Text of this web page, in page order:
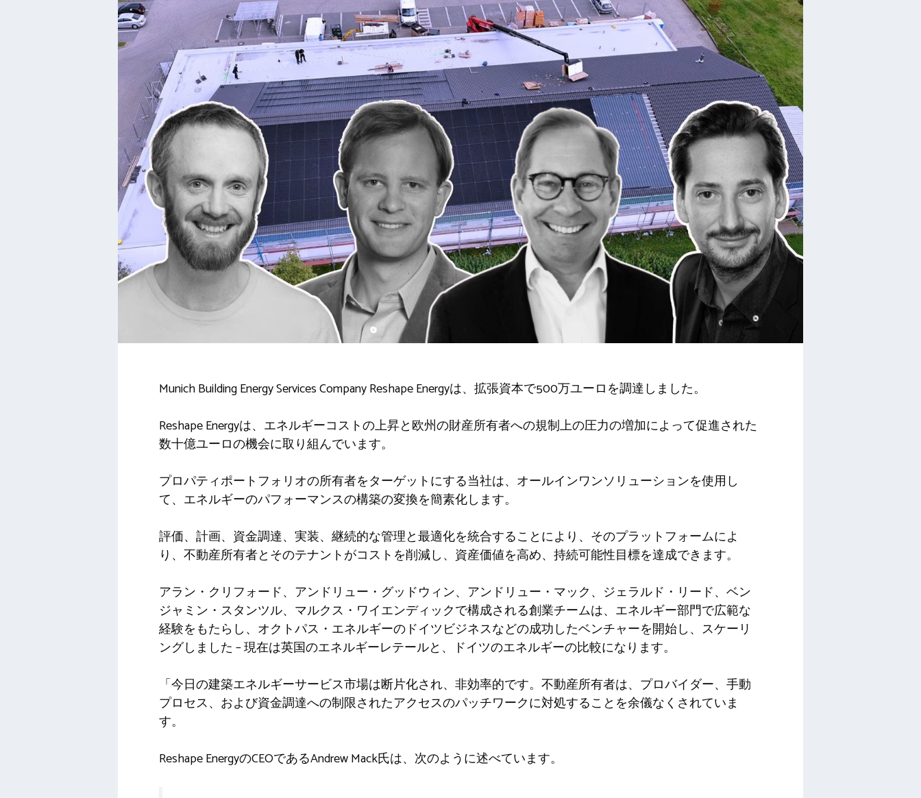
Munich Building Energy Services Company Reshape Energyは、拡張資本で500万ユーロを調達しました。
Reshape Energyは、エネルギーコストの上昇と欧州の財産所有者への規制上の圧力の増加によって促進された
数十億ユーロの機会に取り組んでいます。
プロパティポートフォリオの所有者をターゲットにする当社は、オールインワンソリューションを使用し
て、エネルギーのパフォーマンスの構築の変換を簡素化します。
評価、計画、資金調達、実装、継続的な管理と最適化を統合することにより、そのプラットフォームによ
り、不動産所有者とそのテナントがコストを削減し、資産価値を高め、持続可能性目標を達成できます。
アラン・クリフォード、アンドリュー・グッドウィン、アンドリュー・マック、ジェラルド・リード、ベン
ジャミン・スタンツル、マルクス・ワイエンディックで構成される創業チームは、エネルギー部門で広範な
経験をもたらし、オクトパス・エネルギーのドイツビジネスなどの成功したベンチャーを開始し、スケーリ
ングしました – 現在は英国のエネルギーレテールと、ドイツのエネルギーの比較になります。
「今日の建築エネルギーサービス市場は断片化され、非効率的です。不動産所有者は、プロバイダー、手動
プロセス、および資金調達への制限されたアクセスのパッチワークに対処することを余儀なくされていま
す。
Reshape EnergyのCEOであるAndrew Mack氏は、次のように述べています。